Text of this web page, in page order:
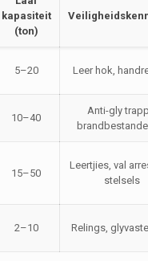
kapasiteit
(ton)
5–20 Leer hok,
10–40
Anti-gly
15–50
Leertjies, val
stelsels
2–10 Relings,